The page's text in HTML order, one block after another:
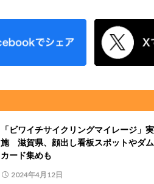
「ビワイチサイクリングマイレージ」実
施 滋賀県、顔出し看板スポットやダム
カード集めも
2024年4月12日